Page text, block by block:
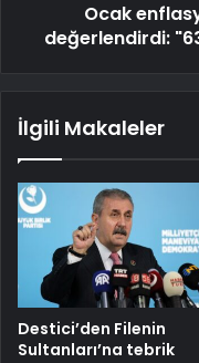
Ocak
değerlendirdi:
İlgili Makaleler
Destici’den Filenin
Sultanları’na tebrik